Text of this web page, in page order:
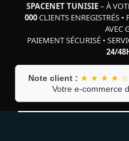
SPACENET TUNISIE– À
000CLIENTS ENREGISTRÉS•
AVEC
PAIEMENT SÉCURISÉ •
24/
Note client : ★ ★ ★ ★ ☆
Votre e-commerce